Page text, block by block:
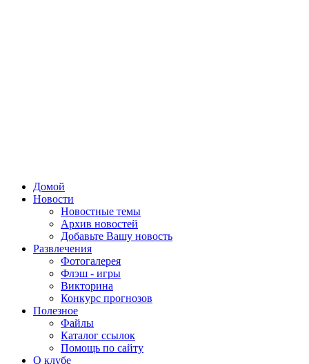
Домой
Новости
Новостные темы
Архив новостей
Добавьте Вашу новость
Развлечения
Фотогалерея
Флэш - игры
Викторина
Конкурс прогнозов
Полезное
Файлы
Каталог ссылок
Помощь по сайту
О клубе